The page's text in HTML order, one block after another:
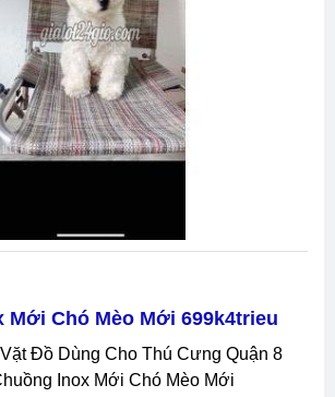
Mới Chó Mèo Mới 699k4trieu
Inox Mới Chó Mèo Mới